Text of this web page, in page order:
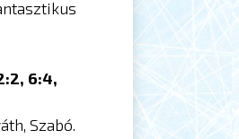
6:4,
Szabó.